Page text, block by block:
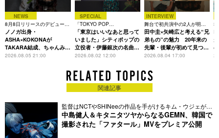
NEWS
8月8日リリースのデビュー曲
は「Time is money」
ノノガ出身・
ASHA×KOKONAが
TAKARA結成、ちゃんみな
主宰レーベル第2弾アーテ
2026.08.05 21:00
SPECIAL
「TOKYO POP
CHRONICLE」特集
「東京はいいなあと思って
いました」シティポップの
立役者・伊藤銀次の名曲回
想録
2026.08.02 12:00
INTERVIEW
舞台で初共演中の2人が明か
す、今の自分をつくる恩人の
存在
田中圭×矢崎広と考える“兄
弟もの”の魅力 20年来の
先輩・後輩が初めて見つけ
た互いの共通点とは
2026.08.04 17:00
3
関連記事
監督はNCTやSHINeeの作品を手がけるキム・ウジェが担
当
中島健人＆キタニタツヤからなるGEMN、韓国で
撮影された「ファタール」MVをプレミア公開